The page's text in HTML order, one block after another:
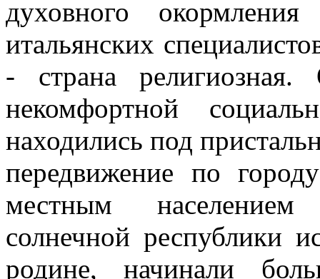
духовного
итальянских
- страна
некомфортной
находились под
передвижение по
местным населением
солнечной республики
родине, начинали